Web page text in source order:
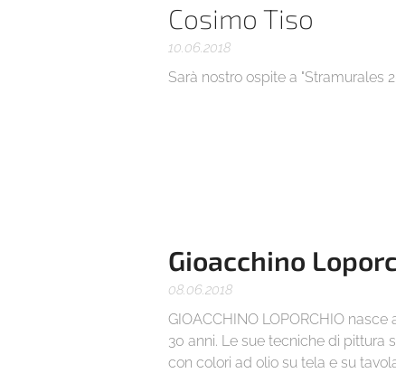
Cosimo Tiso
10.06.2018
Sarà nostro ospite a "Stramurales
Gioacchino
08.06.2018
GIOACCHINO LOPORCHIO
30 anni. Le sue tecniche di pittura
con colori ad olio su tela e su